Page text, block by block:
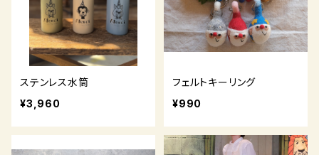
ステンレス水筒
¥3,960
フェルトキーリング
¥990